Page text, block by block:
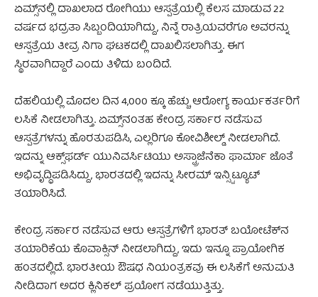
ಏಮ್ಸ್‌ನಲ್ಲಿ ದಾಖಲಾದ ರೋಗಿಯು ಆಸ್ಪತ್ರೆಯಲ್ಲಿ ಕೆಲಸ ಮಾಡುವ 22
ವರ್ಷದ ಭದ್ರತಾ ಸಿಬ್ಬಂದಿಯಾಗಿದ್ದು, ನಿನ್ನೆ ರಾತ್ರಿಯವರೆಗೂ ಅವರನ್ನು
ಆಸ್ಪತ್ರೆಯ ತೀವ್ರ ನಿಗಾ ಘಟಕದಲ್ಲಿ ದಾಖಲಿಸಲಾಗಿತ್ತು. ಈಗ
ಸ್ಥಿರವಾಗಿದ್ದಾರೆ ಎಂದು ತಿಳಿದು ಬಂದಿದೆ.
ದೆಹಲಿಯಲ್ಲಿ ಮೊದಲ ದಿನ 4,000 ಕ್ಕೂ ಹೆಚ್ಚು ಆರೋಗ್ಯ ಕಾರ್ಯಕರ್ತರಿಗೆ
ಲಸಿಕೆ ನೀಡಲಾಗಿತ್ತು. ಏಮ್ಸ್‌ನಂತಹ ಕೇಂದ್ರ ಸರ್ಕಾರ ನಡೆಸುವ
ಆಸ್ಪತ್ರೆಗಳನ್ನು ಹೊರತುಪಡಿಸಿ, ಎಲ್ಲರಿಗೂ ಕೋವಿಶೀಲ್ಡ್ ನೀಡಲಾಗಿದೆ.
ಇದನ್ನು ಆಕ್ಸ್‌ಫರ್ಡ್ ಯುನಿವರ್ಸಿಟಿಯು ಅಸ್ಟ್ರಾಜೆನೆಕಾ ಫಾರ್ಮಾ ಜೊತೆ
ಅಭಿವೃದ್ಧಿಪಡಿಸಿದ್ದು, ಭಾರತದಲ್ಲಿ ಇದನ್ನು ಸೀರಮ್ ಇನ್ಸ್ಟಿಟ್ಯೂಟ್
ತಯಾರಿಸಿದೆ.
ಕೇಂದ್ರ ಸರ್ಕಾರ ನಡೆಸುವ ಆರು ಆಸ್ಪತ್ರೆಗಳಿಗೆ ಭಾರತ್ ಬಯೋಟೆಕ್‌ನ
ತಯಾರಿಕೆಯ ಕೊವಾಕ್ಸಿನ್ ನೀಡಲಾಗಿದ್ದು, ಇದು ಇನ್ನೂ ಪ್ರಾಯೋಗಿಕ
ಹಂತದಲ್ಲಿದೆ. ಭಾರತೀಯ ಔಷಧ ನಿಯಂತ್ರಕವು ಈ ಲಸಿಕೆಗೆ ಅನುಮತಿ
ನೀಡಿದಾಗ ಅದರ ಕ್ಲಿನಿಕಲ್ ಪ್ರಯೋಗ ನಡೆಯುತ್ತಿತ್ತು.